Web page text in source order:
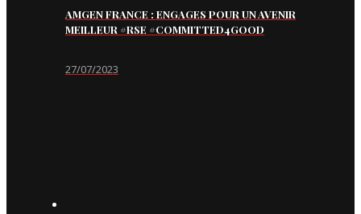
AMGEN FRANCE : ENGAGES POUR UN AVENIR
MEILLEUR #RSE #COMMITTED4GOOD
27/07/2023